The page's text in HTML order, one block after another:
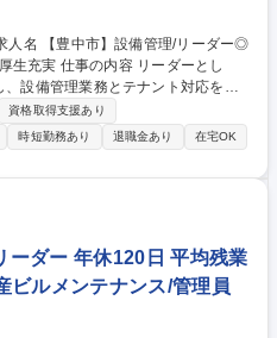
ーダーとし
設備管理業務とテナント対応を実
ます。早期に副所長や所長へステ
【具体的には】 ■案
や商業施設、物流施設、学校等 ■変
件の運営や人員含めたマネジメント
し。 募集職種 【豊中
平均残業10h/月◎福利厚生充実
資格取得支援あり
時短勤務あり 退職金あり
在宅OK
ーダー 年休120日 平均残業
ビルメンテナンス/管理員